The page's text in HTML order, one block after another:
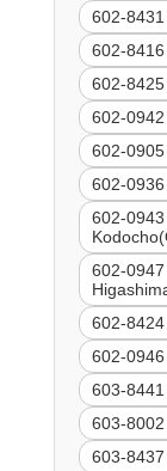
602-
602-
602-
602-
602-
602-
602-0943
602-0947
602-
602-
603-
603-
603-